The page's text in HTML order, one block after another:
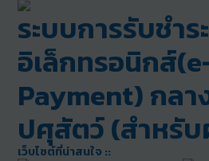
ระบบการรับชำร
อิเล็กทรอนิกส์
Payment) กลา
ปศุสัตว์ (สำหรับ
เว็บไซต์ที่น่าสนใจ ::